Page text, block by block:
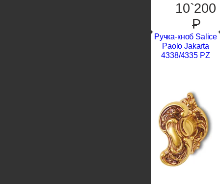
10`200
P
Ручка-кноб Salice
Paolo Jakarta
4338/4335 PZ